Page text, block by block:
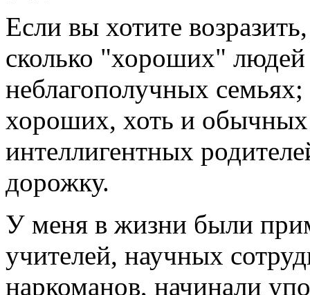
Если вы хотите
сколько "хороших"
неблагополучных семьях;
хороших, хоть и обычных
интеллигентных
дорожку.
У меня в жизни были
учителей, научных
наркоманов, начинали